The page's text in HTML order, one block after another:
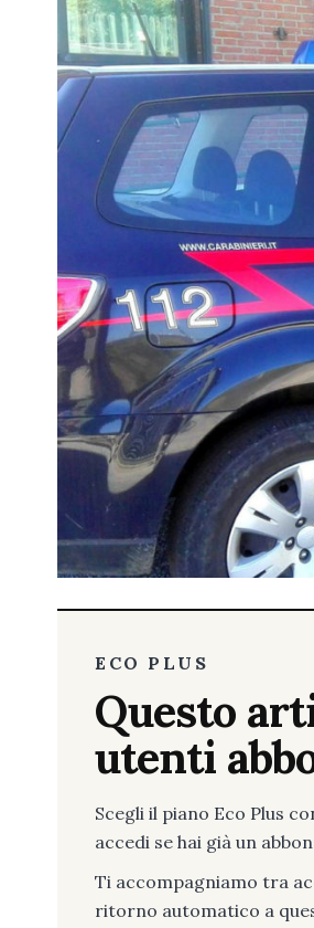
ECO PLUS
Questo
utenti
Scegli il piano Eco Plus
accedi se hai già un
Ti accompagniamo tra
ritorno automatico a